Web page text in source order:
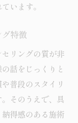
います。
特徴
リングの質が非
話をじっくりと
普段のスタイリ
そのうえで、具
得感のある施術